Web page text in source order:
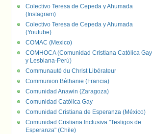
Colectivo Teresa de Cepeda y Ahumada
(Instagram)
Colectivo Teresa de Cepeda y Ahumada
(Youtube)
COMAC (Mexico)
COMHOCA (Comunidad Cristiana Católica Gay
y Lesbiana-Perú)
Communauté du Christ Libérateur
Communion Béthanie (Francia)
Comunidad Anawin (Zaragoza)
Comunidad Católica Gay
Comunidad Cristiana de Esperanza (México)
Comunidad Cristiana Inclusiva "Testigos de
Esperanza" (Chile)